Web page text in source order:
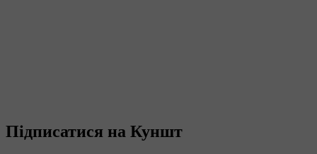
Підписатися на Куншт